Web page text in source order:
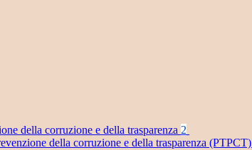
della corruzione e della trasparenza 2
della corruzione e della trasparenza (PTPCT)